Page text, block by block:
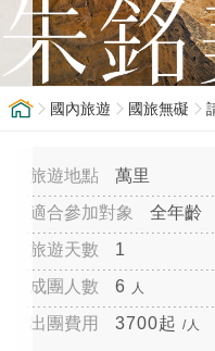
國內旅遊 國旅無礙
萬里
全年齡
1
6
人
3700起 /人